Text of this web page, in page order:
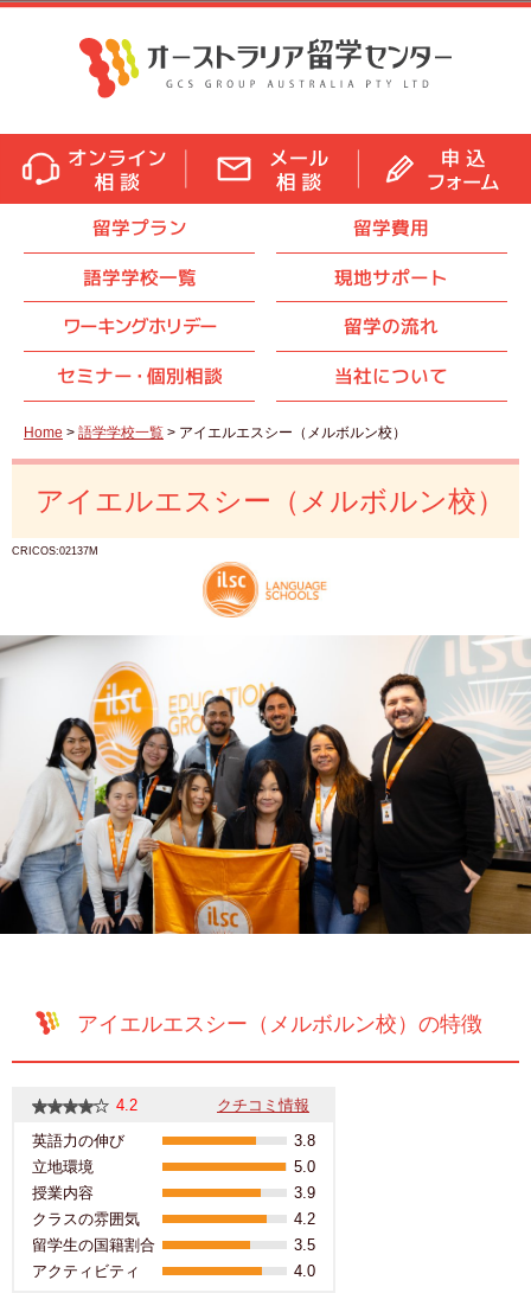
留学プラン
留学費用
語学学校一覧
現地サポート
ワーキングホリデー
留学の流れ
セミナー・ 個別相談 当社について
Home > 語学学校一覧 > アイエルエスシー（メルボルン校）
アイエルエスシー（メルボルン校）
CRICOS:02137M
アイエルエスシー（メルボルン校）の特徴
4.2
クチコミ情報
英語力の伸び
3.8
立地環境
5.0
授業内容
3.9
クラスの雰囲気
4.2
留学生の国籍割合
3.5
アクティビティ
4.0